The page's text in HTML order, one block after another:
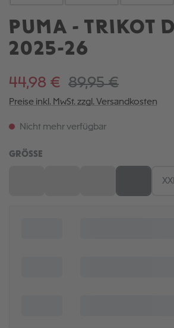
PUMA - TRIKOT
2025-26
44,98 € 89,95 €
Preise inkl. MwSt. zzgl. Versandkosten
Nicht mehr verfügbar
GRÖSSE
XXL